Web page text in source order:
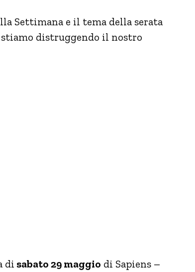
Settimana e il tema della serata
stiamo distruggendo il nostro
di sabato 29 maggio di Sapiens –